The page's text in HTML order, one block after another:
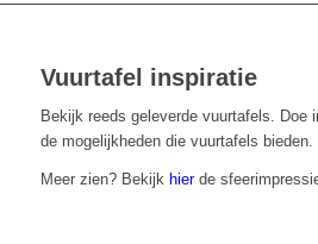
Vuurtafel inspiratie
Bekijk reeds geleverde vuurtafels. Doe
de mogelijkheden die vuurtafels bieden.
Meer zien? Bekijk hierde